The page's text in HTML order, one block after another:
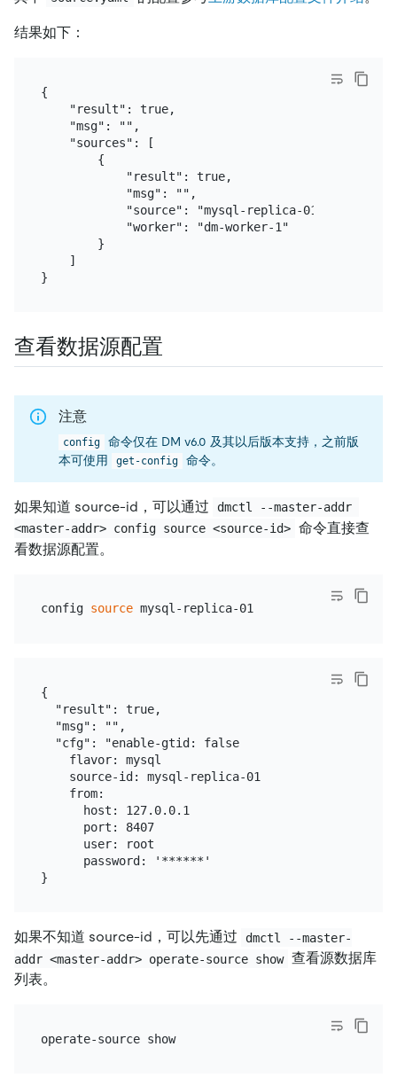
结果如下：
{
    "result": true,
    "msg": "",
    "sources": [
        {
            "result": true,
            "msg": "",
            "source": "mysql-replica-01",
            "worker": "dm-worker-1"
        }
    ]
查看数据源配置
注意
config
命令仅在 DM v6.0 及其以后版本支持，之前版
本可使用
get-config 命令。
如果知道 source-id，可以通过
dmctl --master-addr
<master-addr> config source <source-id> 命令直接查
看数据源配置。
config source mysql-replica-01
{
  "result": true,
  "msg": "",
  "cfg": "enable-gtid: false
    flavor: mysql
    source-id: mysql-replica-01
    from:
      host: 127.0.0.1
      port: 8407
      user: root
      password: '******'
如果不知道 source-id，可以先通过
dmctl --master-
addr <master-addr> operate-source show 查看源数据库
列表。
operate-source show